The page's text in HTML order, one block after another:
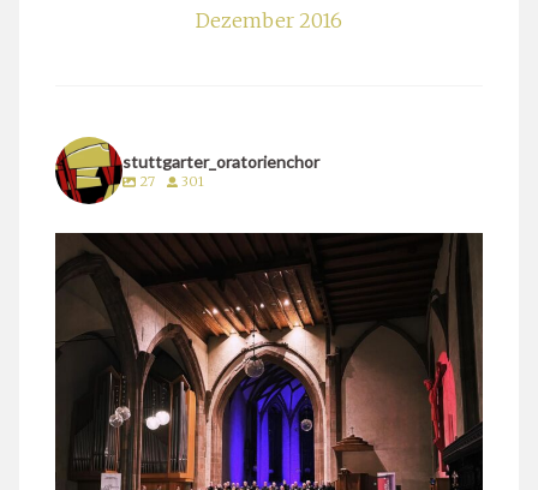
Dezember 2016
stuttgarter_oratorienchor
27 301
stuttgarter_oratorienchor
März 24